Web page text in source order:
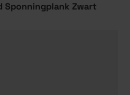
Sponningplank Zwart